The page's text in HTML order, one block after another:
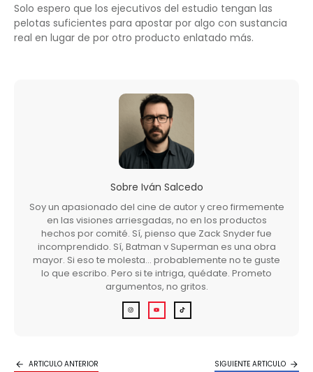
Solo espero que los ejecutivos del estudio tengan las
pelotas suficientes para apostar por algo con sustancia
real en lugar de por otro producto enlatado más.
Sobre Iván Salcedo
Soy un apasionado del cine de autor y creo firmemente
en las visiones arriesgadas, no en los productos
hechos por comité. Sí, pienso que Zack Snyder fue
incomprendido. Sí, Batman v Superman es una obra
mayor. Si eso te molesta… probablemente no te guste
lo que escribo. Pero si te intriga, quédate. Prometo
argumentos, no gritos.
ARTICULO ANTERIOR SIGUIENTE ARTICULO